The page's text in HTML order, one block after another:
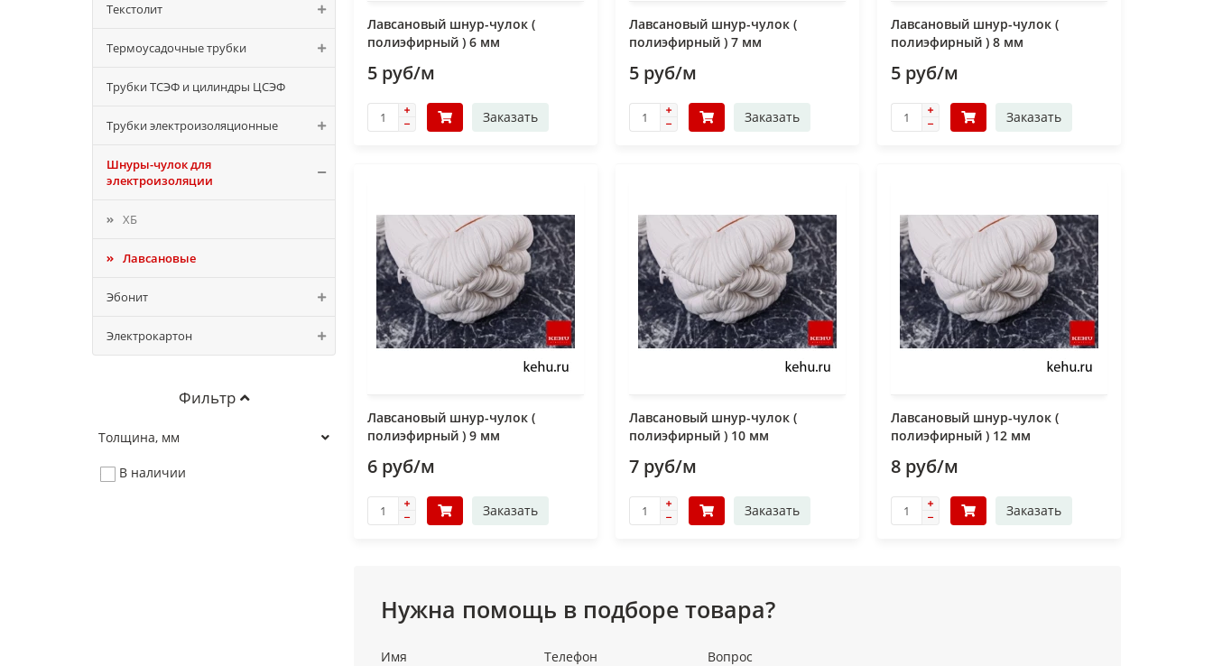
Текстолит
Термоусадочные трубки
Трубки ТСЭФ и цилиндры ЦСЭФ
Трубки электроизоляционные
Шнуры-чулок для
электроизоляции
ХБ
Лавсановые
Эбонит
Электрокартон
Фильтр
Толщина, мм
В наличии
Лавсановый шнур-чулок (
полиэфирный ) 6 мм
5 руб/м
Заказать
Лавсановый шнур-чулок (
полиэфирный ) 7 мм
5 руб/м
Заказать
Лавсановый шнур-чулок (
полиэфирный ) 8 мм
5 руб/м
Заказать
Лавсановый шнур-чулок (
полиэфирный ) 9 мм
6 руб/м
Заказать
Лавсановый шнур-чулок (
полиэфирный ) 10 мм
7 руб/м
Заказать
Лавсановый шнур-чулок (
полиэфирный ) 12 мм
8 руб/м
Заказать
Нужна помощь в подборе товара?
Имя Телефон
Вопрос